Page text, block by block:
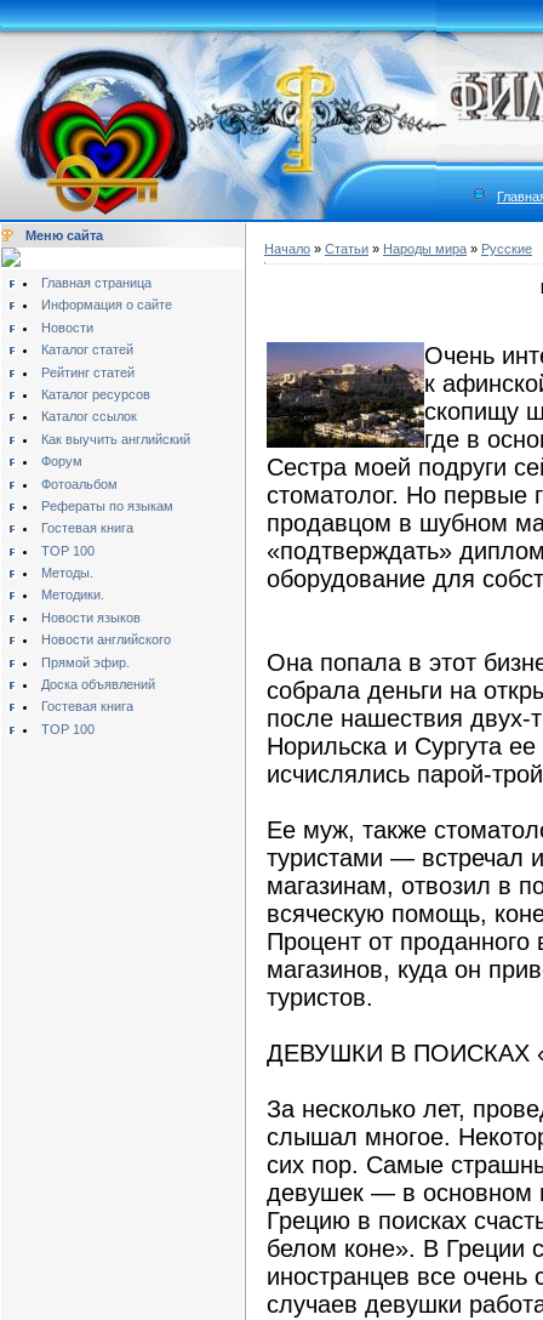
Меню сайта
Главная страница
Информация о сайте
Новости
Каталог статей
Рейтинг статей
Каталог ресурсов
Каталог ссылок
Как выучить английский
Форум
Фотоальбом
Рефераты по языкам
Гостевая книга
TOP 100
Методы.
Методики.
Новости языков
Новости английского
Прямой эфир.
Доска объявлений
Гостевая книга
TOP 100
Начало » Статьи » Народы мира » Русские
Очень
к
скопищу
где в
Сестра моей подруги
стоматолог. Но первые
продавцом в шубном
«подтверждать»
оборудование для
Она попала в этот
собрала деньги на
после нашествия двух-
Норильска и Сургута
исчислялись парой-
Ее муж, также
туристами — встречал
магазинам, отвозил в
всяческую помощь,
Процент от
магазинов, куда он
туристов.
ДЕВУШКИ В ПОИСКАХ
За несколько лет,
слышал многое.
сих пор. Самые
девушек — в основном
Грецию в поисках
белом коне». В Греции
иностранцев все
случаев девушки